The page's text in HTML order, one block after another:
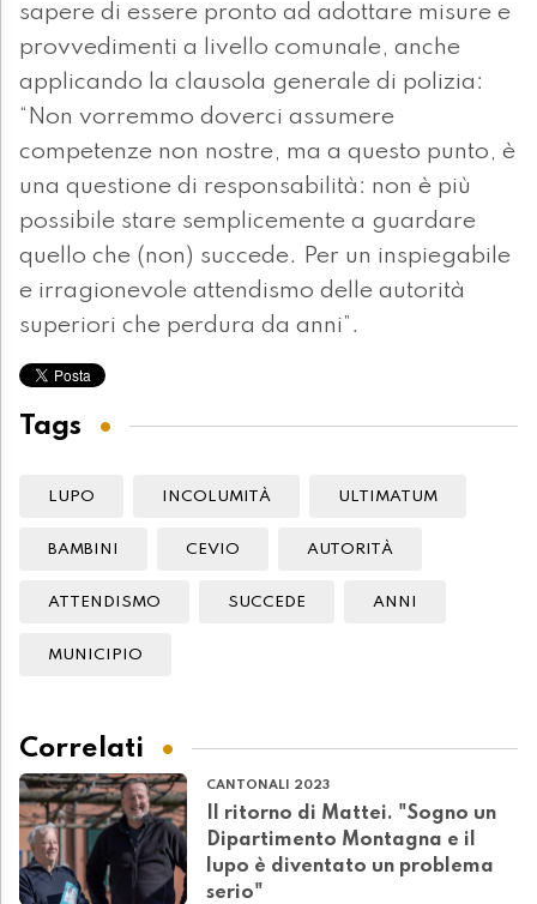
sapere di essere pronto ad adottare misure e
provvedimenti a livello comunale, anche
applicando la clausola generale di polizia:
“Non vorremmo doverci assumere
competenze non nostre, ma a questo punto, è
una questione di responsabilità: non è più
possibile stare semplicemente a guardare
quello che (non) succede. Per un inspiegabile
e irragionevole attendismo delle autorità
superiori che perdura da anni”.
Tags
LUPO INCOLUMITÀ ULTIMATUM
BAMBINI CEVIO AUTORITÀ
ATTENDISMO SUCCEDE ANNI
MUNICIPIO
Correlati
CANTONALI 2023
Il ritorno di Mattei. "Sogno un
Dipartimento Montagna e il
lupo è diventato un problema
serio"